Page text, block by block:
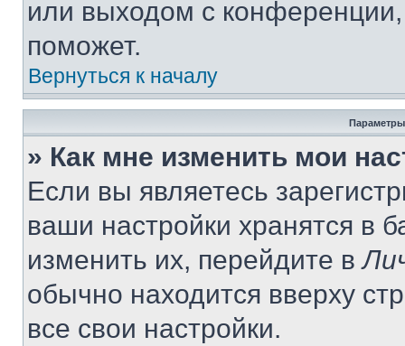
или выходом с
поможет.
Вернуться к началу
Параметры
» Как мне изменить мои
Если вы являетесь
ваши настройки хранятся в
изменить их, перейдите в
обычно находится вверху
все свои настройки.